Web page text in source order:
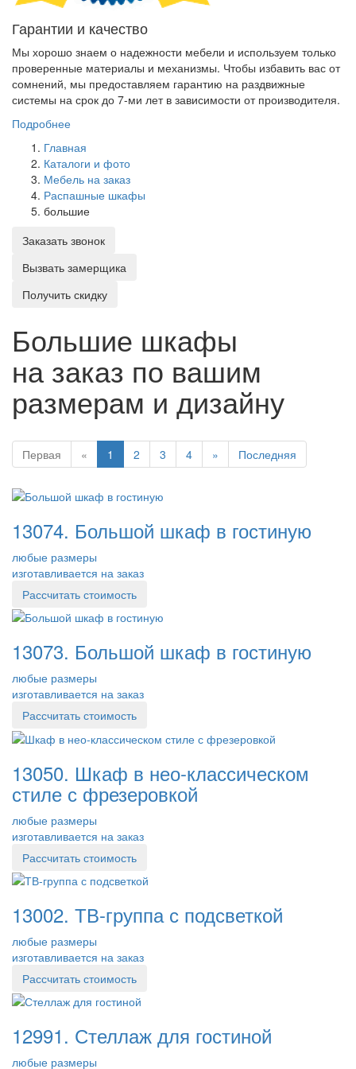
Гарантии и качество
Мы хорошо знаем о надежности мебели и используем только
проверенные материалы и механизмы. Чтобы избавить вас от
сомнений, мы предоставляем гарантию на раздвижные
системы на срок до 7-ми лет в зависимости от производителя.
Подробнее
Главная
Каталоги и фото
Мебель на заказ
Распашные шкафы
большие
Заказать звонок
Вызвать замерщика
Получить скидку
Большие шкафы
на заказ по вашим
размерам и дизайну
Первая « 1 2 3 4 » Последняя
13074. Большой шкаф в гостиную
любые размеры
изготавливается на заказ
Рассчитать стоимость
13073. Большой шкаф в гостиную
любые размеры
изготавливается на заказ
Рассчитать стоимость
13050. Шкаф в нео-классическом
стиле с фрезеровкой
любые размеры
изготавливается на заказ
Рассчитать стоимость
13002. ТВ-группа с подсветкой
любые размеры
изготавливается на заказ
Рассчитать стоимость
12991. Стеллаж для гостиной
любые размеры